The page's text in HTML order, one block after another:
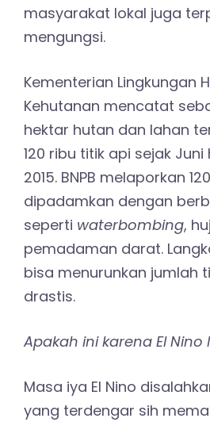
masyarakat lokal juga
mengungsi.
Kementerian Lingkungan
Kehutanan mencatat
hektar hutan dan lahan
120 ribu titik api sejak
2015. BNPB melaporkan
dipadamkan dengan
seperti waterbombing,
pemadaman darat.
bisa menurunkan jumlah
drastis.
Apakah ini karena El Nino
Masa iya El Nino
yang terdengar sih